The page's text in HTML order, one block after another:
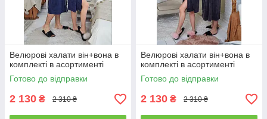
Велюрові халати він+вона в
комплекті в асортименті
Готово до відправки
2 130 ₴ 2 310 ₴
Велюрові халати він+вона в
комплекті в асортименті
Готово до відправки
2 130 ₴ 2 310 ₴